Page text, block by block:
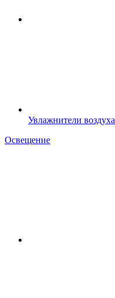
Увлажнители воздуха
Освещение